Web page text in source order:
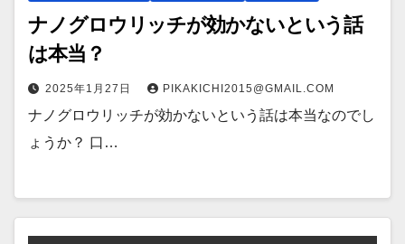
ナノグロウリッチが効かないという話
は本当？
2025年1月27日 PIKAKICHI2015@GMAIL.COM
ナノグロウリッチが効かないという話は本当なのでし
ょうか？ 口…